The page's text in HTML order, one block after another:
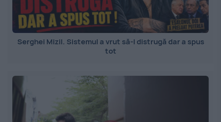
Serghei Mizil. Sistemul a vrut să-l distrugă dar a spus
tot